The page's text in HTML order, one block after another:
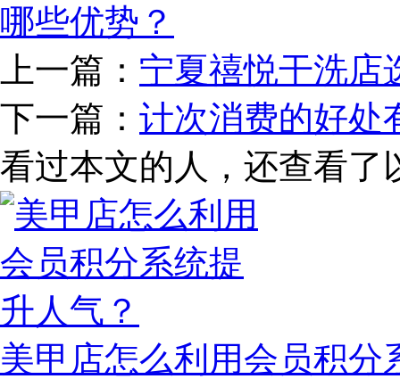
哪些优势？
上一篇： 宁夏禧悦干洗店
下一篇： 计次消费的好处
看过本文的人，还查看了
美甲店怎么利用会员积分